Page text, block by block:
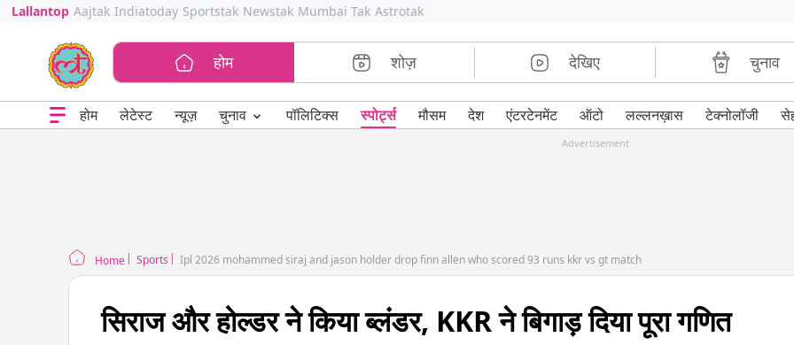
Lallantop Aajtak Indiatoday Sportstak Newstak Mumbai Tak Astrotak
होम शोज़ देखिए चुनाव
होम लेटेस्ट न्यूज़ चुनाव ⌄ पॉलिटिक्स स्पोर्ट्स मौसम देश एंटरटेनमेंट ऑटो लल्लनख़ास टेक्नोलॉजी
Advertisement
Home Sports Ipl 2026 mohammed siraj and jason holder drop finn allen who scored 93 runs kkr vs gt match
सिराज और होल्डर ने किया ब्लंडर, KKR ने बिगाड़ दिया पूरा गण‍ित